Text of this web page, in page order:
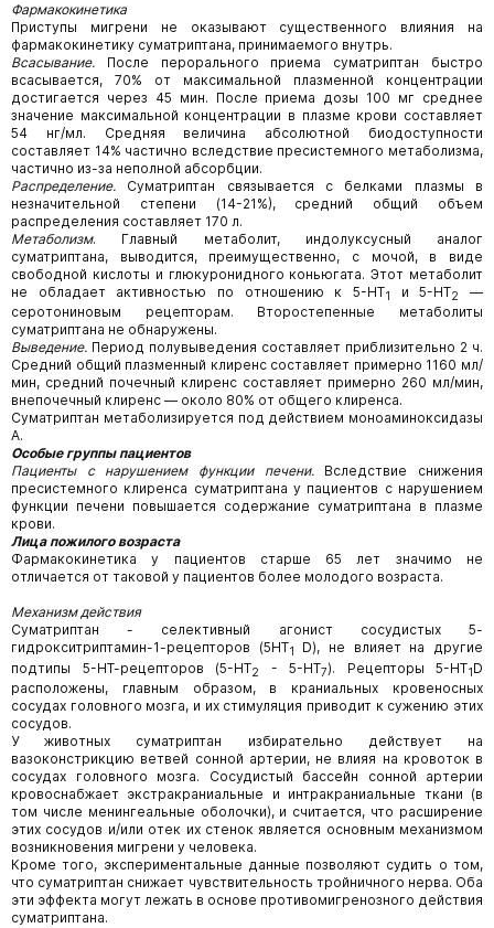
Фармакокинетика
Приступы мигрени не оказывают существенного влияния на
фармакокинетику суматриптана, принимаемого внутрь.
Всасывание. После перорального приема суматриптан быстро
всасывается, 70% от максимальной плазменной концентрации
достигается через 45 мин. После приема дозы 100 мг среднее
значение максимальной концентрации в плазме крови составляет
54 нг/мл. Средняя величина абсолютной биодоступности
составляет 14% частично вследствие пресистемного метаболизма,
частично из-за неполной абсорбции.
Распределение. Суматриптан связывается с белками плазмы в
незначительной степени (14-21%), средний общий объем
распределения составляет 170 л.
Метаболизм. Главный метаболит, индолуксусный аналог
суматриптана, выводится, преимущественно, с мочой, в виде
свободной кислоты и глюкуронидного коньюгата. Этот метаболит
не обладает активностью по отношению к 5-НТ1 и 5-НТ2
—
серотониновым рецепторам. Второстепенные метаболиты
суматриптана не обнаружены.
Выведение. Период полувыведения составляет приблизительно 2 ч.
Средний общий плазменный клиренс составляет примерно 1160 мл/
мин, средний почечный клиренс составляет примерно 260 мл/мин,
внепочечный клиренс — около 80% от общего клиренса.
Суматриптан метаболизируется под действием моноаминоксидазы
А.
Особые группы пациентов
Пациенты с нарушением функции печени.Вследствие снижения
пресистемного клиренса суматриптана у пациентов с нарушением
функции печени повышается содержание суматриптана в плазме
крови.
Лица пожилого возраста
Фармакокинетика у пациентов старше 65 лет значимо не
отличается от таковой у пациентов более молодого возраста.
Механизм действия
Суматриптан - селективный агонист сосудистых 5-
гидрокситриптамин-1-рецепторов (5НТ1
D), не влияет на другие
подтипы 5-НТ-рецепторов (5-НТ2 - 5-НТ7). Рецепторы 5-HT1D
расположены, главным образом, в краниальных кровеносных
сосудах головного мозга, и их стимуляция приводит к сужению этих
сосудов.
У животных суматриптан избирательно действует на
вазоконстрикцию ветвей сонной артерии, не влияя на кровоток в
сосудах головного мозга. Сосудистый бассейн сонной артерии
кровоснабжает экстракраниальные и интракраниальные ткани (в
том числе менингеальные оболочки), и считается, что расширение
этих сосудов и/или отек их стенок является основным механизмом
возникновения мигрени у человека.
Кроме того, экспериментальные данные позволяют судить о том,
что суматриптан снижает чувствительность тройничного нерва. Оба
эти эффекта могут лежать в основе противомигренозного действия
суматриптана.